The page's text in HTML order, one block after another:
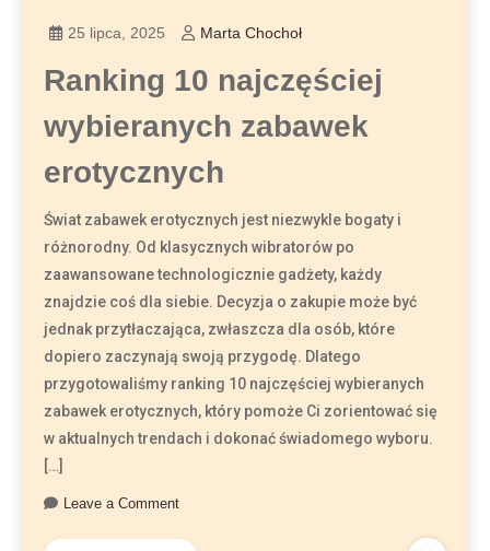
25 lipca, 2025 Marta Chochoł
Ranking 10 najczęściej
wybieranych zabawek
erotycznych
Świat zabawek erotycznych jest niezwykle bogaty i
różnorodny. Od klasycznych wibratorów po
zaawansowane technologicznie gadżety, każdy
znajdzie coś dla siebie. Decyzja o zakupie może być
jednak przytłaczająca, zwłaszcza dla osób, które
dopiero zaczynają swoją przygodę. Dlatego
przygotowaliśmy ranking 10 najczęściej wybieranych
zabawek erotycznych, który pomoże Ci zorientować się
w aktualnych trendach i dokonać świadomego wyboru.
[…]
Leave a Comment